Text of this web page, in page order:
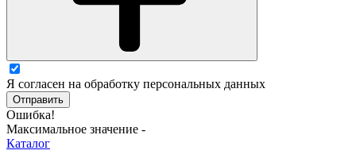
Я согласен на обработку персональных данных
Отправить
Ошибка!
Максимальное значение -
Каталог